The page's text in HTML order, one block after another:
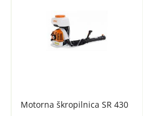
Motorna škropilnica SR 430